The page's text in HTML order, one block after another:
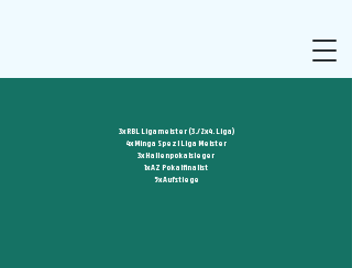
3x RBL Ligameister (3./2x4. Liga)
4x Minga Spezl Liga Meister
3x Hallenpokalsieger
1x AZ Pokalfinalist
5x Aufstiege